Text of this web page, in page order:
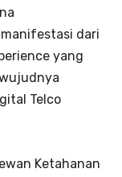
manifestasi dari
yang
Telco
Ketahanan